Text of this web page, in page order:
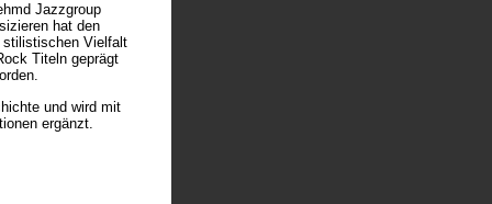
Jazzgroup
hat den
stilistischen Vielfalt
Titeln geprägt
und wird mit
ergänzt.